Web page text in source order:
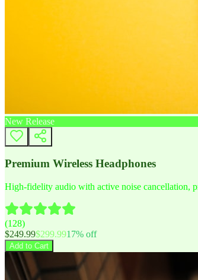
New Release
Premium Wireless Headphones
High-fidelity audio with active noise cancellation,
(128)
$249.99$299.9917% off
Add to Cart